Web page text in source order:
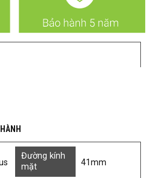
Đường kính
mặt
41mm